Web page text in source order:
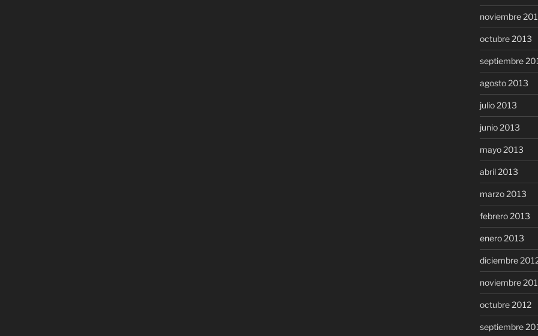
noviembre
octubre 2013
septiembre
agosto 2013
julio 2013
junio 2013
mayo 2013
abril 2013
marzo 2013
febrero 2013
enero 2013
diciembre
noviembre
octubre 2012
septiembre